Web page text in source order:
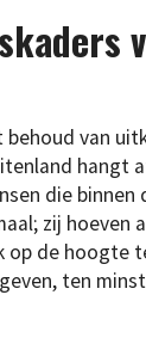
van
hangt
die binnen
zij hoeven
op de hoogte
ten